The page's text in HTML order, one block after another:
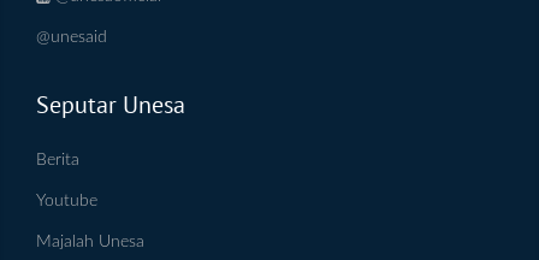
@unesaid
Seputar Unesa
Berita
Youtube
Majalah Unesa